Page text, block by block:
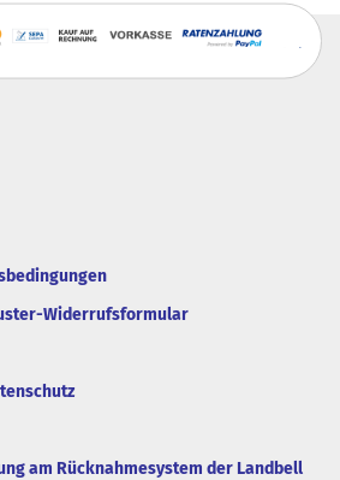
Widerrufsformular
am Rücknahmesystem der Landbell